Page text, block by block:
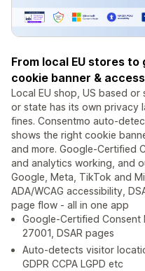
From local EU stores
cookie banner &
Local EU shop, US based
or state has its own privacy
fines. Consentmo auto-
shows the right cookie
and more. Google-Certified
and analytics working, and
Google, Meta, TikTok and
ADA/WCAG accessibility,
page flow - all in one app
Google-Certified Consent
27001, DSAR pages
Auto-detects visitor
GDPR CCPA LGPD etc